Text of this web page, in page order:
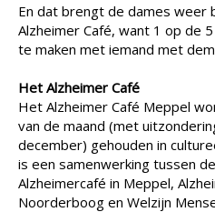
En dat brengt de dames weer
Alzheimer Café, want 1 op de
te maken met iemand met
Het Alzheimer Café
Het Alzheimer Café Meppel
van de maand (met
december) gehouden in
is een samenwerking tussen
Alzheimercafé in Meppel,
Noorderboog en Welzijn